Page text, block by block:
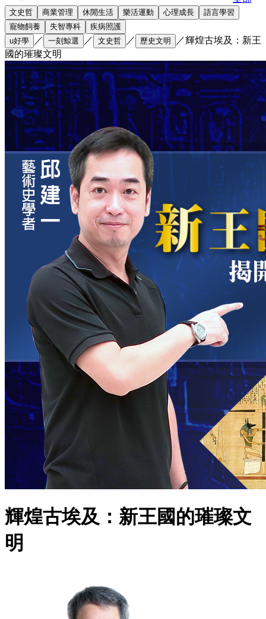
文史哲 商業管理 休閒生活 樂活運動 心理成長
語言學習
寵物飼養
失智專科
疾病照護
u好學
／ 一刻鯨選 ／ 文史哲 ／ 歷史文明 ／輝煌古埃及：新王
國的璀璨文明
輝煌古埃及：新王國的璀璨文
明